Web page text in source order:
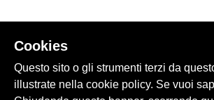
Cookies
Questo sito o gli strumenti terzi da
illustrate nella cookie policy. Se vuoi